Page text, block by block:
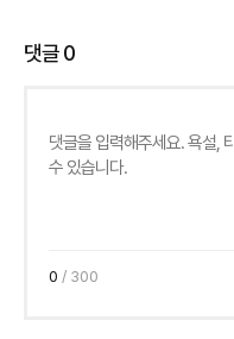
댓글0
0 / 300